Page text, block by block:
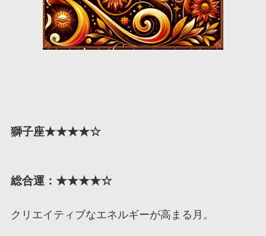
獅子座★★★★☆
総合運：★★★★☆
クリエイティブなエネルギーが高まる月。